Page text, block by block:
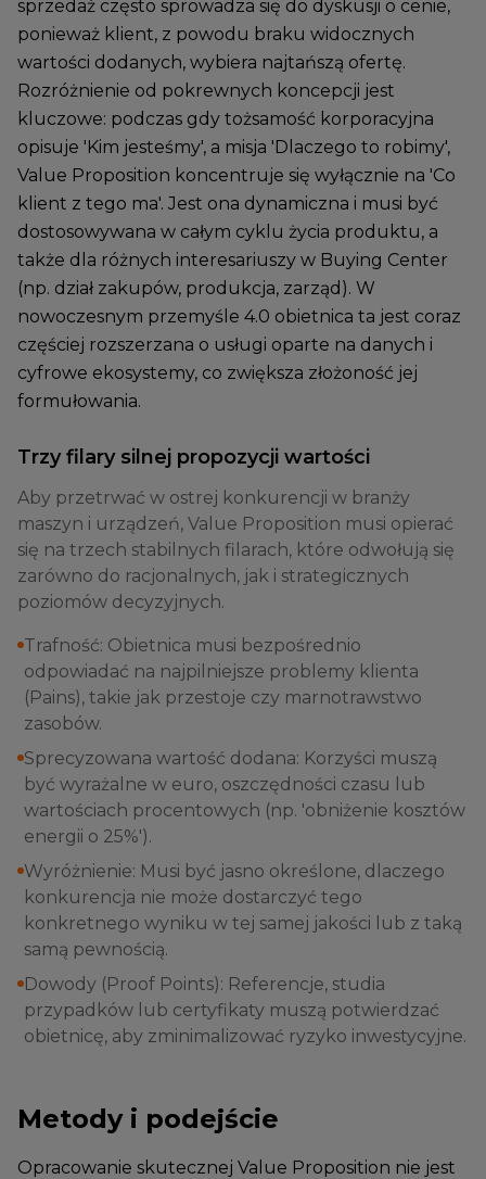
sprzedaż często sprowadza się do dyskusji o cenie,
ponieważ klient, z powodu braku widocznych
wartości dodanych, wybiera najtańszą ofertę.
Rozróżnienie od pokrewnych koncepcji jest
kluczowe: podczas gdy tożsamość korporacyjna
opisuje 'Kim jesteśmy', a misja 'Dlaczego to robimy',
Value Proposition koncentruje się wyłącznie na 'Co
klient z tego ma'. Jest ona dynamiczna i musi być
dostosowywana w całym cyklu życia produktu, a
także dla różnych interesariuszy w Buying Center
(np. dział zakupów, produkcja, zarząd). W
nowoczesnym przemyśle 4.0 obietnica ta jest coraz
częściej rozszerzana o usługi oparte na danych i
cyfrowe ekosystemy, co zwiększa złożoność jej
formułowania.
Trzy filary silnej propozycji wartości
Aby przetrwać w ostrej konkurencji w branży
maszyn i urządzeń, Value Proposition musi opierać
się na trzech stabilnych filarach, które odwołują się
zarówno do racjonalnych, jak i strategicznych
poziomów decyzyjnych.
Trafność: Obietnica musi bezpośrednio
odpowiadać na najpilniejsze problemy klienta
(Pains), takie jak przestoje czy marnotrawstwo
zasobów.
Sprecyzowana wartość dodana: Korzyści muszą
być wyrażalne w euro, oszczędności czasu lub
wartościach procentowych (np. 'obniżenie kosztów
energii o 25%').
Wyróżnienie: Musi być jasno określone, dlaczego
konkurencja nie może dostarczyć tego
konkretnego wyniku w tej samej jakości lub z taką
samą pewnością.
Dowody (Proof Points): Referencje, studia
przypadków lub certyfikaty muszą potwierdzać
obietnicę, aby zminimalizować ryzyko inwestycyjne.
Metody i podejście
Opracowanie skutecznej Value Proposition nie jest